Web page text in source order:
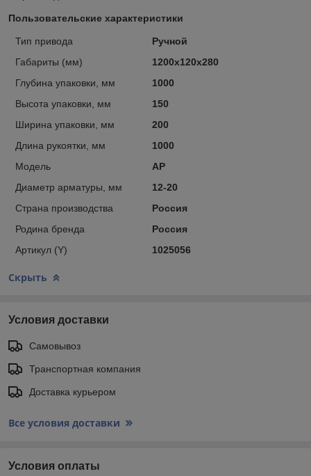
Пользовательские характеристики
Тип привода
Ручной
Габариты (мм)
1200х120х280
Глубина упаковки, мм
1000
Высота упаковки, мм
150
Ширина упаковки, мм
200
Длина рукоятки, мм
1000
Модель
АР
Диаметр арматуры, мм
12-20
Страна производства
Россия
Родина бренда
Россия
Артикул (Y)
1025056
Скрыть
Условия доставки
Самовывоз
Транспортная компания
Доставка курьером
Все условия доставки
Условия оплаты